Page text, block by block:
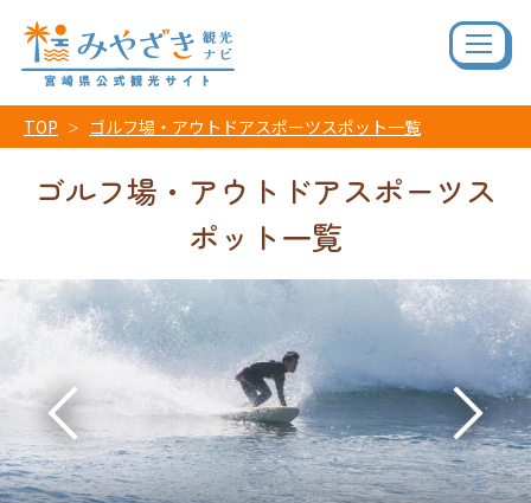
TOP ゴルフ場・アウトドアスポーツスポット一覧
ゴルフ場・アウトドアスポーツス
ポット一覧